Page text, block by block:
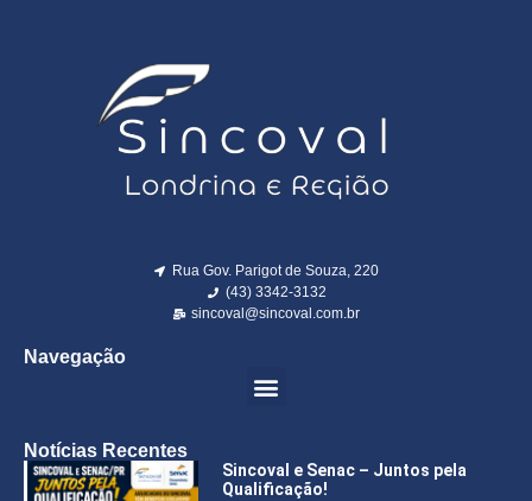
Rua Gov. Parigot de Souza, 220
(43) 3342-3132
sincoval@sincoval.com.br
Navegação
Notícias Recentes
Sincoval e Senac – Juntos pela
Qualificação!